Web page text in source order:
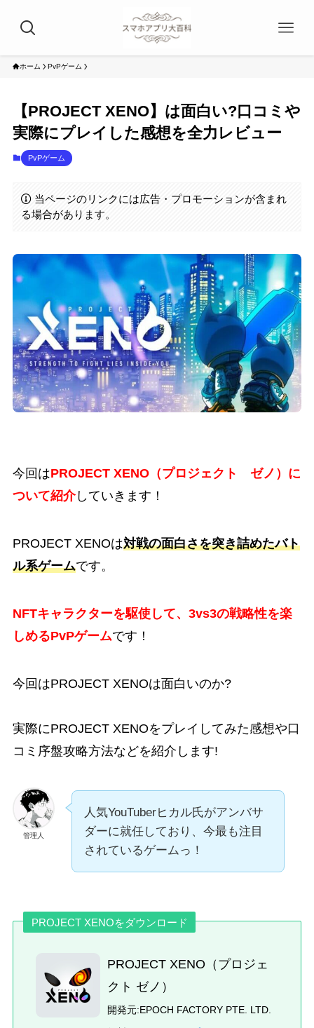
ホーム PvPゲーム
【PROJECT XENO】は面白い?口コミや
実際にプレイした感想を全力レビュー
PvPゲーム
当ページのリンクには広告・プロモーションが含まれ
る場合があります。
今回はPROJECT XENO（プロジェクト ゼノ）に
ついて紹介していきます！
PROJECT XENOは対戦の面白さを突き詰めたバト
ル系ゲームです。
NFTキャラクターを駆使して、3vs3の戦略性を楽
しめるPvPゲームです！
今回はPROJECT XENOは面白いのか?
実際にPROJECT XENOをプレイしてみた感想や口
コミ 序盤攻略方法などを紹介します!
管理人
人気YouTuberヒカル氏がアンバサ
ダーに就任しており、今最も注目
されているゲームっ！
PROJECT XENOをダウンロード
PROJECT XENO（プロジェ
クト ゼノ）
開発元:EPOCH FACTORY PTE. LTD.